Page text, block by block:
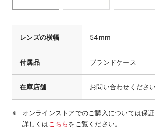
レンズの横幅 54mm
付属品 ブランドケース
在庫店舗 お問い合わせください
オンラインストアでのご購入については保
詳しくは こちらをご覧ください。